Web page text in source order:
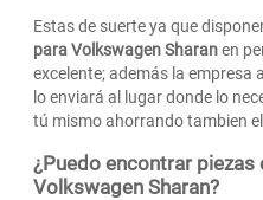
Estas de suerte ya que
para Volkswagen Sharanen
excelente; además la empresa
lo enviará al lugar donde lo
tú mismo ahorrando tambien
¿Puedo encontrar
Volkswagen Sharan?